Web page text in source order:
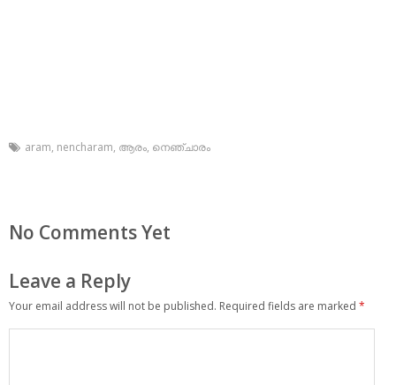
aram, nencharam, ആരം, നെഞ്ചാരം
No Comments Yet
Leave a Reply
Your email address will not be published. Required fields are marked *